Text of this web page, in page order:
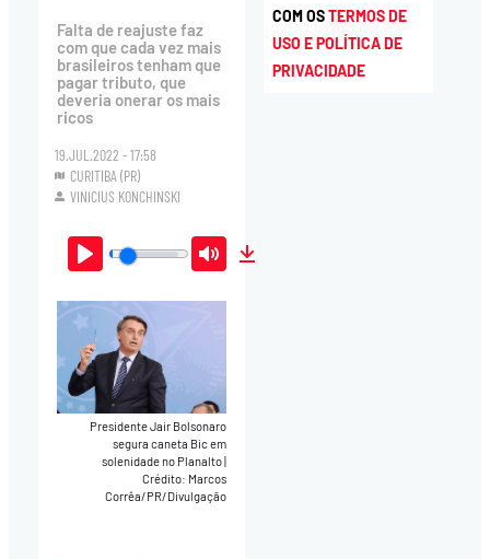
Falta de reajuste faz
com que cada vez mais
brasileiros tenham que
pagar tributo, que
deveria onerar os mais
ricos
19.JUL.2022 - 17:58
CURITIBA (PR)
VINICIUS KONCHINSKI
Play Mute
Presidente Jair Bolsonaro
segura caneta Bic em
solenidade no Planalto
Crédito: Marcos
Corrêa/PR/Divulgação
COM OSTERMOS DE
USO E POLÍTICA DE
PRIVACIDADE